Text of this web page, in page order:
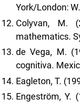
York/London:
Colyvan, M.
mathematics.
de Vega, M.
cognitiva.
Eagleton, T.
Engeström, Y.